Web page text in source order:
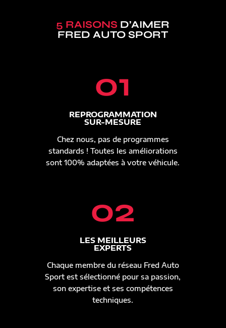
5 RAISONS D’AIMER
FRED AUTO SPORT
01
REPROGRAMMATION
SUR-MESURE
Chez nous, pas de programmes
standards ! Toutes les améliorations
sont 100% adaptées à votre véhicule.
02
LES MEILLEURS
EXPERTS
Chaque membre du réseau Fred Auto
Sport est sélectionné pour sa passion,
son expertise et ses compétences
techniques.